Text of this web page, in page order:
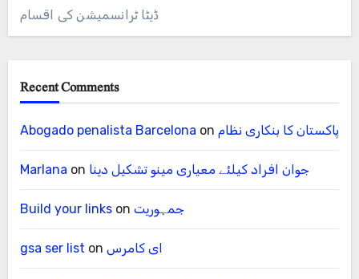
ڈیٹا ٹرانسمیشن کی اقسام
Recent Comments
Abogado penalista Barcelona on پاکستان کا بنکاری نظام
Marlana on جوان افراد کیلئے معیاری مینو تشکیل دینا
Build your linkson جمہوریت
gsa ser list on ای کامرس